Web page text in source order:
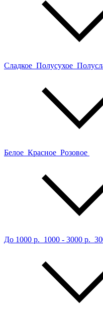
Сладкое Полусухое
Белое Красное Розовое
До 1000 р. 1000 - 3000 р.